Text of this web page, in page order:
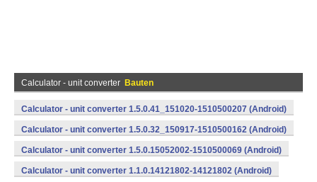
Calculator - unit converter Bauten
Calculator - unit converter 1.5.0.41_151020-1510500207 (Android)
Calculator - unit converter 1.5.0.32_150917-1510500162 (Android)
Calculator - unit converter 1.5.0.15052002-1510500069 (Android)
Calculator - unit converter 1.1.0.14121802-14121802 (Android)